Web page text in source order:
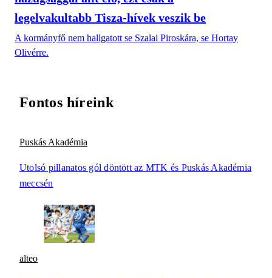
legelvakultabb Tisza-hívek veszik be
A kormányfő nem hallgatott se Szalai Piroskára, se Hortay
Olivérre.
Fontos híreink
Puskás Akadémia
Utolsó pillanatos gól döntött az MTK és Puskás Akadémia
meccsén
alteo